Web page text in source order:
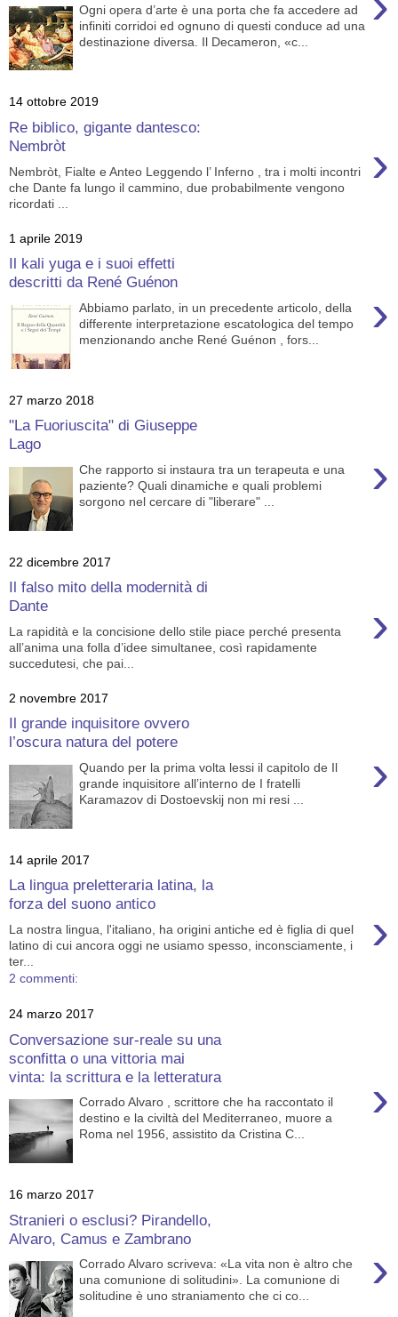
Ogni opera d’arte è una porta che fa accedere ad
infiniti corridoi ed ognuno di questi conduce ad una
destinazione diversa. Il Decameron, «c...
14 ottobre 2019
Re biblico, gigante dantesco:
Nembròt
›
Nembròt, Fialte e Anteo Leggendo l’ Inferno , tra i molti incontri
che Dante fa lungo il cammino, due probabilmente vengono
ricordati ...
1 aprile 2019
Il kali yuga e i suoi effetti
descritti da René Guénon
›
Abbiamo parlato, in un precedente articolo, della
differente interpretazione escatologica del tempo
menzionando anche René Guénon , fors...
27 marzo 2018
"La Fuoriuscita" di Giuseppe
Lago
›
Che rapporto si instaura tra un terapeuta e una
paziente? Quali dinamiche e quali problemi
sorgono nel cercare di "liberare" ...
22 dicembre 2017
Il falso mito della modernità di
Dante
›
La rapidità e la concisione dello stile piace perché presenta
all’anima una folla d’idee simultanee, così rapidamente
succedutesi, che pai...
2 novembre 2017
Il grande inquisitore ovvero
l’oscura natura del potere
›
Quando per la prima volta lessi il capitolo de Il
grande inquisitore all’interno de I fratelli
Karamazov di Dostoevskij non mi resi ...
14 aprile 2017
La lingua preletteraria latina, la
forza del suono antico
›
La nostra lingua, l'italiano, ha origini antiche ed è figlia di quel
latino di cui ancora oggi ne usiamo spesso, inconsciamente, i
ter...
2 commenti:
24 marzo 2017
Conversazione sur-reale su una
sconfitta o una vittoria mai
vinta: la scrittura e la letteratura
›
Corrado Alvaro , scrittore che ha raccontato il
destino e la civiltà del Mediterraneo, muore a
Roma nel 1956, assistito da Cristina C...
16 marzo 2017
Stranieri o esclusi? Pirandello,
Alvaro, Camus e Zambrano
›
Corrado Alvaro scriveva: «La vita non è altro che
una comunione di solitudini». La comunione di
solitudine è uno straniamento che ci co...